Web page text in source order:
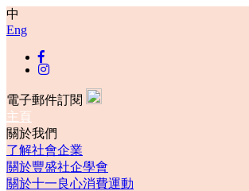
中
Eng
電子郵件訂閱
主頁
關於我們
了解社會企業
關於豐盛社企學會
關於十一良心消費運動